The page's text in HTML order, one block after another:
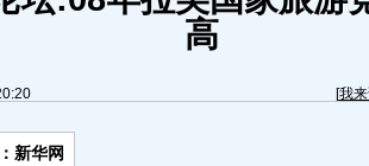
高
[我
新华网